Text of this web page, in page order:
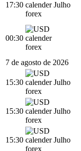
17:30 Julho
00:30
7 de agosto de 2026
15:30 Julho
15:30 Julho
15:30 Julho